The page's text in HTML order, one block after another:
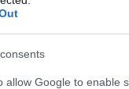
allow Google to enable